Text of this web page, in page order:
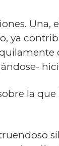
Una,
ya
la que